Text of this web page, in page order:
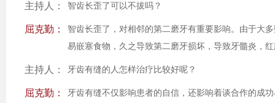
主持人： 智齿长歪了可以不拔吗？
屈克勤：
智齿长歪了，对相邻的第二磨牙有重要影响。由于大
易嵌塞食物，久之导致第二磨牙损坏，导致牙髓炎，
主持人： 牙齿有缝的人怎样治疗比较好呢？
屈克勤：
牙齿有缝不仅影响患者的自信，还影响着谈合作的成